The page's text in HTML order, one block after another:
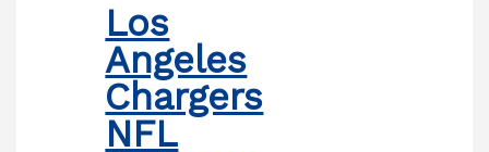
Los
Angeles
Chargers
NFL